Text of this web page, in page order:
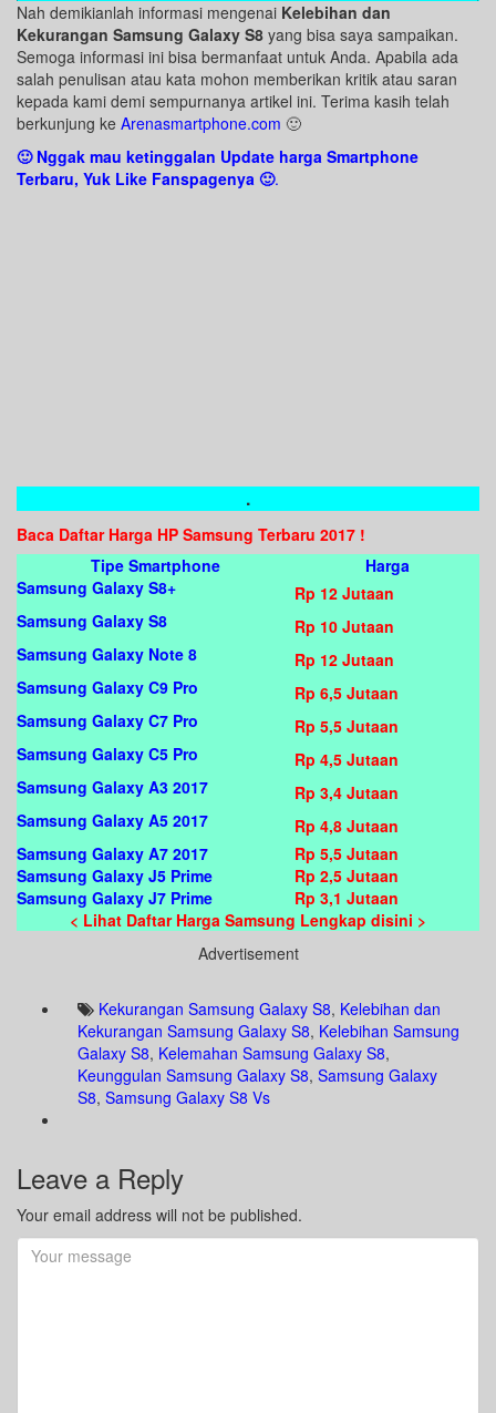
Nah demikianlah informasi mengenai Kelebihan dan
Kekurangan Samsung Galaxy S8 yang bisa saya sampaikan.
Semoga informasi ini bisa bermanfaat untuk Anda. Apabila ada
salah penulisan atau kata mohon memberikan kritik atau saran
kepada kami demi sempurnanya artikel ini. Terima kasih telah
berkunjung ke Arenasmartphone.com 🙂
🙂 Nggak mau ketinggalan Update harga Smartphone
Terbaru, Yuk Like Fanspagenya 🙂.
.
Baca Daftar Harga HP Samsung Terbaru 2017 !
Tipe Smartphone
Harga
Samsung Galaxy S8+
Rp 12 Jutaan
Samsung Galaxy S8
Rp 10 Jutaan
Samsung Galaxy Note 8
Rp 12 Jutaan
Samsung Galaxy C9 Pro
Rp 6,5 Jutaan
Samsung Galaxy C7 Pro
Rp 5,5 Jutaan
Samsung Galaxy C5 Pro
Rp 4,5 Jutaan
Samsung Galaxy A3 2017
Rp 3,4 Jutaan
Samsung Galaxy A5 2017
Rp 4,8 Jutaan
Samsung Galaxy A7 2017
Rp 5,5 Jutaan
Samsung Galaxy J5 Prime
Rp 2,5 Jutaan
Samsung Galaxy J7 Prime
Rp 3,1 Jutaan
< Lihat Daftar Harga Samsung Lengkap disini >
Advertisement
Kekurangan Samsung Galaxy S8, Kelebihan dan
Kekurangan Samsung Galaxy S8, Kelebihan Samsung
Galaxy S8, Kelemahan Samsung Galaxy S8,
Keunggulan Samsung Galaxy S8, Samsung Galaxy
S8, Samsung Galaxy S8 Vs
Leave a Reply
Your email address will not be published.